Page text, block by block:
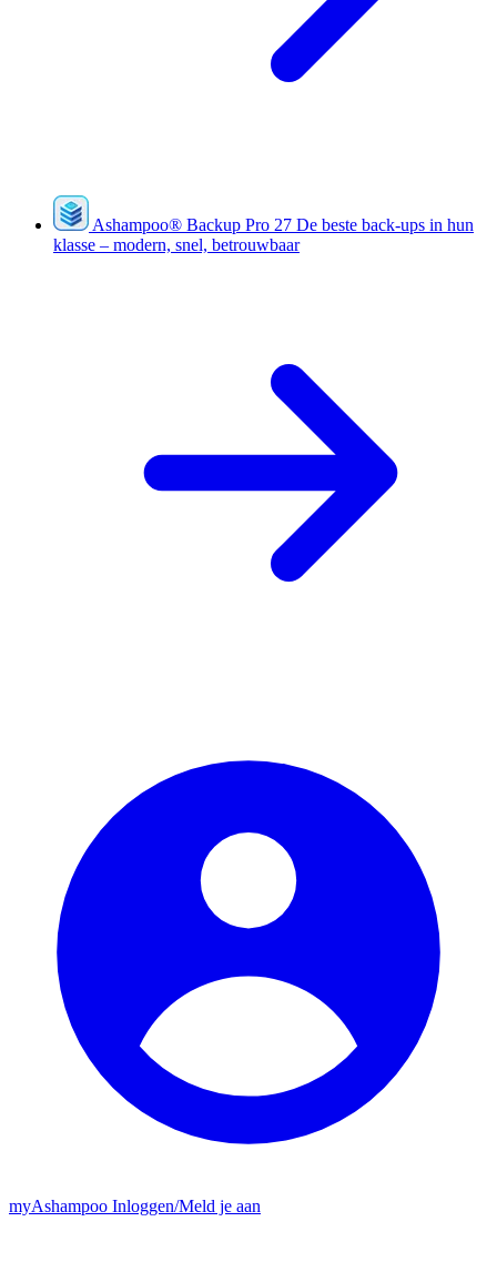
Ashampoo® Backup Pro 27 De beste back-ups in hun
klasse – modern, snel, betrouwbaar
myAshampoo Inloggen/Meld je aan